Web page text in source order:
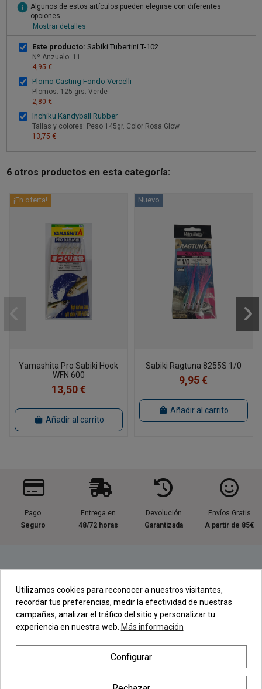
info Algunos de estos artículos pueden elegirse con diferentes
opciones
Mostrar detalles
Este producto: Sabiki Tubertini T-102
Nº Anzuelo: 11
4,95 €
Plomo Casting Fondo Vercelli
Plomos: 125 grs. Verde
2,80 €
Inchiku Kandyball Rubber
Tallas y colores: Peso 145gr. Color Rosa Glow
13,75 €
6 otros productos en esta categoría:
¡En oferta!
Yamashita Pro Sabiki Hook
WFN 600
13,50 €
Añadir al carrito
Nuevo
Sabiki Ragtuna 8255S 1/0
9,95 €
Añadir al carrito
Pago
Seguro
Entrega en
48/72 horas
Devolución
Garantizada
Envíos Gratis
A partir de 85€
Contacta con nosotros
Regístrate en nuestra Newsletter
Newsletter
Utilizamos cookies para reconocer a nuestros visitantes,
recordar tus preferencias, medir la efectividad de nuestras
campañas, analizar el tráfico del sitio y personalizar tu
experiencia en nuestra web. Más información
Configurar